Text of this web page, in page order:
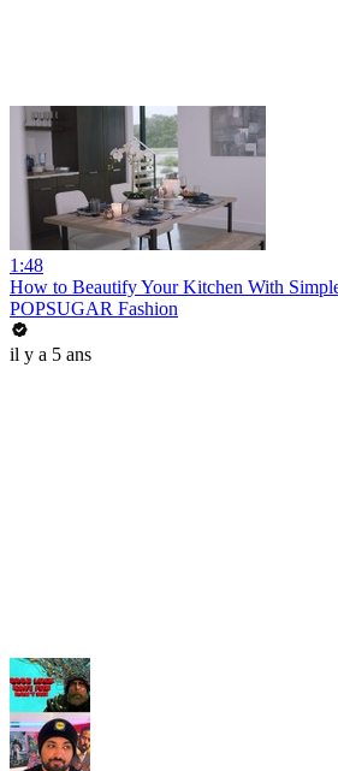
1:48
How to Beautify Your Kitchen With
POPSUGAR Fashion
il y a 5 ans